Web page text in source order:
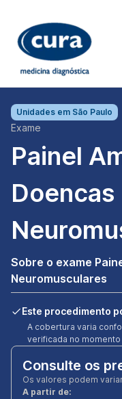
Unidades em São Paulo
Exame
Painel
Doencas
Sobre o exame
Neuromusculares
Este procedimento
A cobertura varia
verificada no
Consulte os
Os valores podem
A partir de: